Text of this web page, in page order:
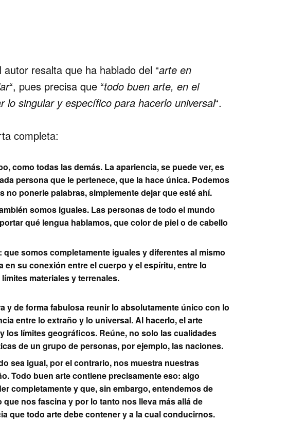
resalta que ha hablado del “arte en
“, pues precisa que “todo buen arte, en el
singular y específico para hacerlo universal“.
completa:
como todas las demás. La apariencia, se puede ver, es
persona que le pertenece, que la hace única. Podemos
no ponerle palabras, simplemente dejar que esté ahí.
somos iguales. Las personas de todo el mundo
qué lengua hablamos, que color de piel o de cabello
somos completamente iguales y diferentes al mismo
en su conexión entre el cuerpo y el espíritu, entre lo
materiales y terrenales.
y de forma fabulosa reunir lo absolutamente único con lo
entre lo extraño y lo universal. Al hacerlo, el arte
los límites geográficos. Reúne, no solo las cualidades
de un grupo de personas, por ejemplo, las naciones.
sea igual, por el contrario, nos muestra nuestras
Todo buen arte contiene precisamente eso: algo
completamente y que, sin embargo, entendemos de
nos fascina y por lo tanto nos lleva más allá de
que todo arte debe contener y a la cual conducirnos.